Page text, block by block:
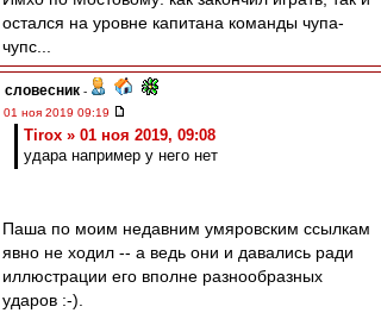
остался на уровне капитана команды чупа-
чупс...
словесник -
01 ноя 2019 09:19
Tirox » 01 ноя 2019, 09:08
удара например у него нет
Паша по моим недавним умяровским ссылкам
явно не ходил -- а ведь они и давались ради
иллюстрации его вполне разнообразных
ударов :-).